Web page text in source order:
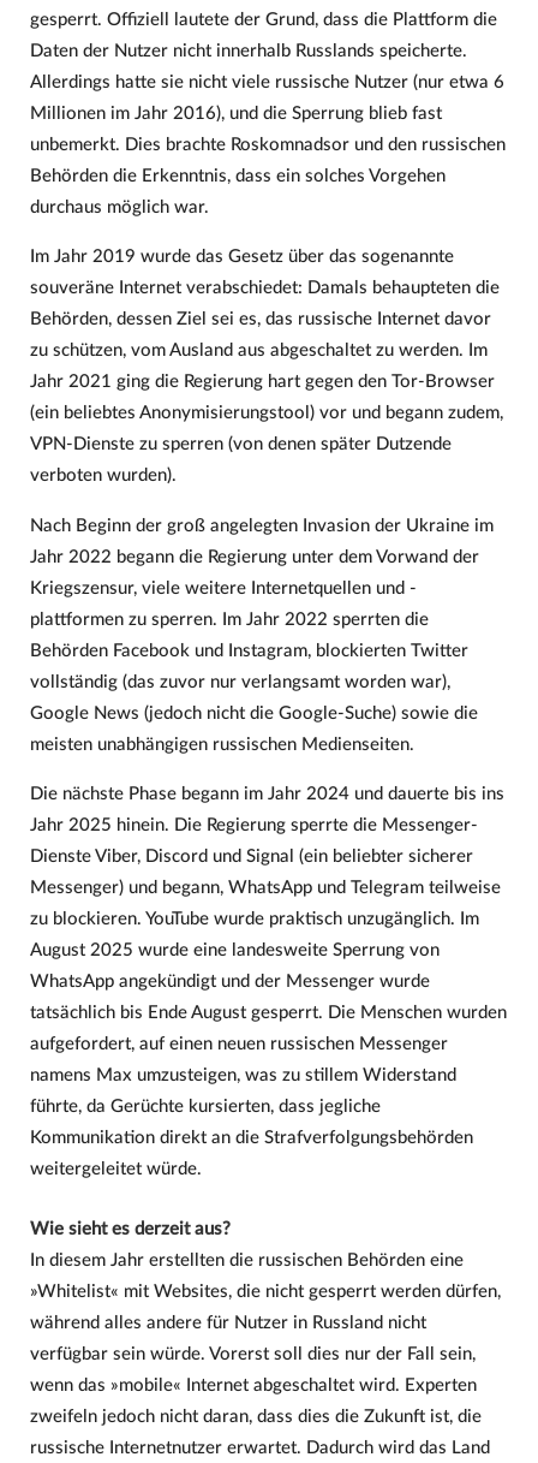
gesperrt. Offiziell lautete der Grund, dass die Plattform die
Daten der Nutzer nicht innerhalb Russlands speicherte.
Allerdings hatte sie nicht viele russische Nutzer (nur etwa 6
Millionen im Jahr 2016), und die Sperrung blieb fast
unbemerkt. Dies brachte Roskomnadsor und den russischen
Behörden die Erkenntnis, dass ein solches Vorgehen
durchaus möglich war.
Im Jahr 2019 wurde das Gesetz über das sogenannte
souveräne Internet verabschiedet: Damals behaupteten die
Behörden, dessen Ziel sei es, das russische Internet davor
zu schützen, vom Ausland aus abgeschaltet zu werden. Im
Jahr 2021 ging die Regierung hart gegen den Tor-Browser
(ein beliebtes Anonymisierungstool) vor und begann zudem,
VPN-Dienste zu sperren (von denen später Dutzende
verboten wurden).
Nach Beginn der groß angelegten Invasion der Ukraine im
Jahr 2022 begann die Regierung unter dem Vorwand der
Kriegszensur, viele weitere Internetquellen und -
plattformen zu sperren. Im Jahr 2022 sperrten die
Behörden Facebook und Instagram, blockierten Twitter
vollständig (das zuvor nur verlangsamt worden war),
Google News (jedoch nicht die Google-Suche) sowie die
meisten unabhängigen russischen Medienseiten.
Die nächste Phase begann im Jahr 2024 und dauerte bis ins
Jahr 2025 hinein. Die Regierung sperrte die Messenger-
Dienste Viber, Discord und Signal (ein beliebter sicherer
Messenger) und begann, WhatsApp und Telegram teilweise
zu blockieren. YouTube wurde praktisch unzugänglich. Im
August 2025 wurde eine landesweite Sperrung von
WhatsApp angekündigt und der Messenger wurde
tatsächlich bis Ende August gesperrt. Die Menschen wurden
aufgefordert, auf einen neuen russischen Messenger
namens Max umzusteigen, was zu stillem Widerstand
führte, da Gerüchte kursierten, dass jegliche
Kommunikation direkt an die Strafverfolgungsbehörden
weitergeleitet würde.
Wie sieht es derzeit aus?
In diesem Jahr erstellten die russischen Behörden eine
»Whitelist« mit Websites, die nicht gesperrt werden dürfen,
während alles andere für Nutzer in Russland nicht
verfügbar sein würde. Vorerst soll dies nur der Fall sein,
wenn das »mobile« Internet abgeschaltet wird. Experten
zweifeln jedoch nicht daran, dass dies die Zukunft ist, die
russische Internetnutzer erwartet. Dadurch wird das Land